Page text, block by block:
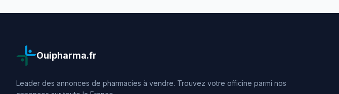
Ouipharma.fr
Leader des annonces de pharmacies à vendre. Trouvez votre officine parmi nos